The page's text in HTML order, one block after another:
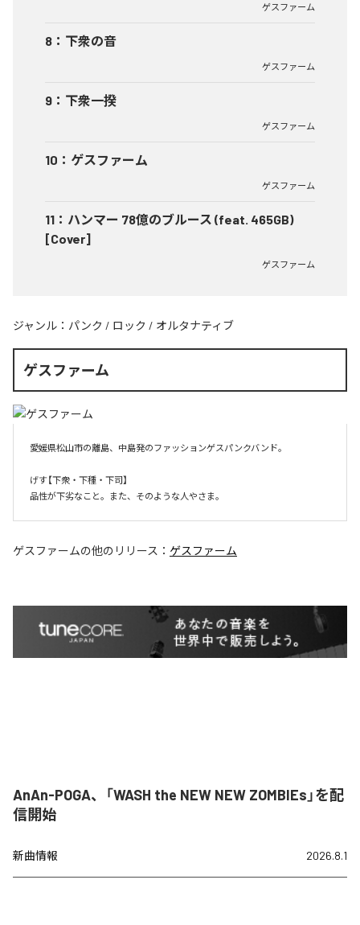
ゲスファーム
8 ： 下衆の音
ゲスファーム
9 ： 下衆一揆
ゲスファーム
10 ： ゲスファーム
ゲスファーム
11 ： ハンマー 78億のブルース (feat. 465GB)
[Cover]
ゲスファーム
ジャンル： パンク / ロック / オルタナティブ
ゲスファーム
愛媛県松山市の離島、中島発のファッションゲスパンクバンド。
げす【下衆・下種・下司】
品性が下劣なこと。また、そのような人やさま。
ゲスファームの他のリリース： ゲスファーム
AnAn-POGA、「WASH the NEW NEW ZOMBIEs」を配
信開始
新曲情報 2026.8.1